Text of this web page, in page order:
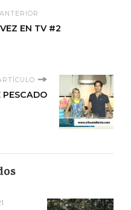
EN TV #2
PESCADO